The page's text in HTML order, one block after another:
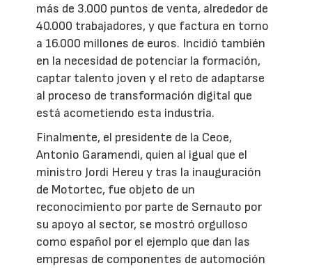
más de 3.000 puntos de venta, alrededor de
40.000 trabajadores, y que factura en torno
a 16.000 millones de euros. Incidió también
en la necesidad de potenciar la formación,
captar talento joven y el reto de adaptarse
al proceso de transformación digital que
está acometiendo esta industria.
Finalmente, el presidente de la Ceoe,
Antonio Garamendi, quien al igual que el
ministro Jordi Hereu y tras la inauguración
de Motortec, fue objeto de un
reconocimiento por parte de Sernauto por
su apoyo al sector, se mostró orgulloso
como español por el ejemplo que dan las
empresas de componentes de automoción